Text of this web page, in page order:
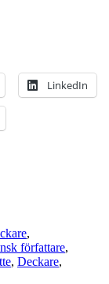
LinkedIn
,
författare,
, Deckare,